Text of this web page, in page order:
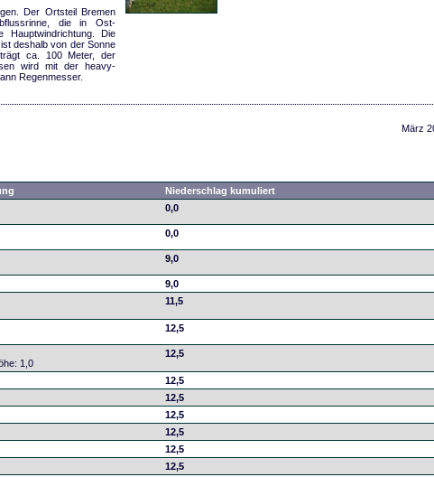
Der Ortsteil Bremen
die in Ost-
Die
deshalb von der Sonne
ca. 100 Meter, der
wird mit der heavy-
Regenmesser.
März
Niederschlag kumuliert
0,0
0,0
9,0
9,0
11,5
12,5
1,0
12,5
12,5
12,5
12,5
12,5
12,5
12,5